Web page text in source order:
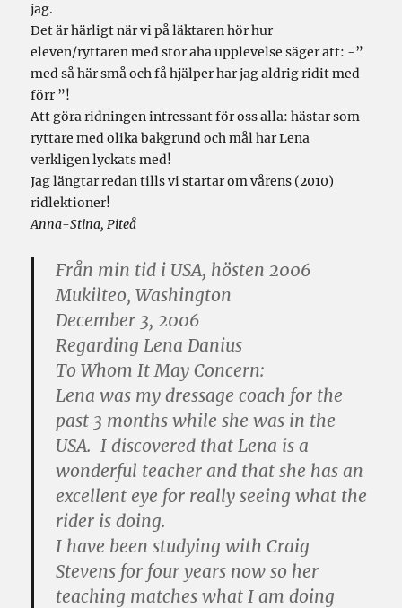
jag.
Det är härligt när vi på läktaren hör hur
eleven/ryttaren med stor aha upplevelse säger att: -”
med så här små och få hjälper har jag aldrig ridit med
förr ”!
Att göra ridningen intressant för oss alla: hästar som
ryttare med olika bakgrund och mål har Lena
verkligen lyckats med!
Jag längtar redan tills vi startar om vårens (2010)
ridlektioner!
Anna-Stina, Piteå
Från min tid i USA, hösten 2006
Mukilteo, Washington
December 3, 2006
Regarding Lena Danius
To Whom It May Concern:
Lena was my dressage coach for the
past 3 months while she was in the
USA. I discovered that Lena is a
wonderful teacher and that she has an
excellent eye for really seeing what the
rider is doing.
I have been studying with Craig
Stevens for four years now so her
teaching matches what I am doing